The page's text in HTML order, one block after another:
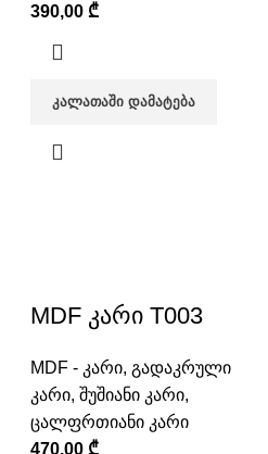
390,00 ₾
ᲙᲐᲚᲐᲗᲐᲨᲘ ᲓᲐᲛᲐᲢᲔᲑᲐ
MDF კარი T003
MDF - კარი, გადაკრული
კარი, შუშიანი კარი,
ცალფრთიანი კარი
470,00 ₾